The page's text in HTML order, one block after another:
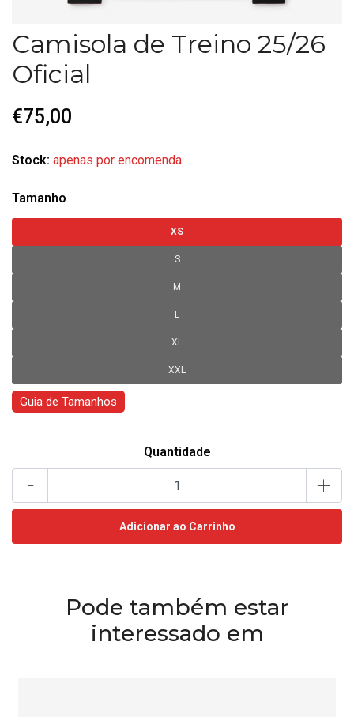
Camisola de Treino 25/26
Oficial
€75,00
Stock: apenas por encomenda
Tamanho
XS
S
M
L
XL
XXL
Guia de Tamanhos
Quantidade
- +
Pode também estar
interessado em